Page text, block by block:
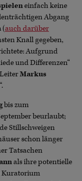
einfach keine
Abgang
(auch darüber
Knall gegeben,
Aufgrund
und Differenzen“
Markus
bis zum
beurlaubt;
Stillschweigen
schon länger
Tatsachen
als ihre potentielle
Kuratorium